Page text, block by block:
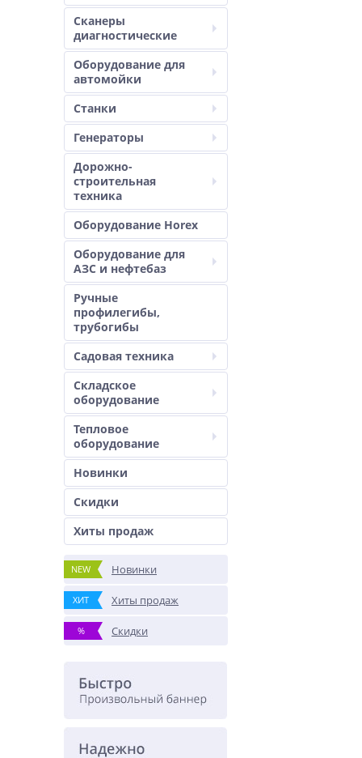
Сканеры
диагностические
Оборудование для
автомойки
Станки
Генераторы
Дорожно-
строительная
техника
Оборудование Horex
Оборудование для
АЗС и нефтебаз
Ручные
профилегибы,
трубогибы
Садовая техника
Складское
оборудование
Тепловое
оборудование
Новинки
Скидки
Хиты продаж
NEW Новинки
ХИТ Хиты продаж
% Скидки